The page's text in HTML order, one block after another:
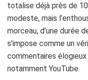
totalise déjà près de
modeste, mais
morceau, d’une durée
s’impose comme un
commentaires
notamment YouTube.